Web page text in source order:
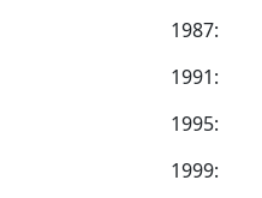
1987:
1991:
1995:
1999: